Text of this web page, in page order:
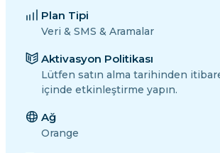
Plan Tipi
Veri & SMS & Aramalar
Aktivasyon Politikası
Lütfen satın alma tarihinden
içinde etkinleştirme yapın.
Ağ
Orange